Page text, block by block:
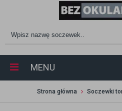
MENU
Strona główna Soczewki